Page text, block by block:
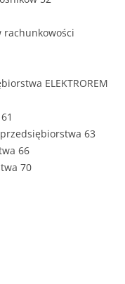
rachunkowości
ELEKTROREM
63
66
70